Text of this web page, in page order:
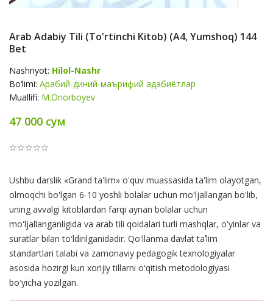
Arab Adabiy Tili (to'rtinchi Kitob) (А4, Yumshoq) 144
Bet
Nashriyot: Hilol-Nashr
Bo‘limi: Арабий-диний-маърифий адабиётлар
Muallifi: M.Onorboyev
47 000 сум
Product
Summery
Ushbu darslik «Grand ta'lim» o'quv muassasida ta'lim olayotgan,
olmoqchi bo'lgan 6-10 yoshli bolalar uchun moʻljallangan bo'lib,
uning avvalgi kitoblardan farqi aynan bolalar uchun
moʻljallanganligida va arab tili qoidalari turli mashqlar, oʻyinlar va
suratlar bilan toʻldirilganidadir. Qoʻllanma davlat taʼlim
standartlari talabi va zamonaviy pedagogik texnologiyalar
asosida hozirgi kun xorijiy tillarni oʻqitish metodologiyasi
boʻyicha yozilgan.